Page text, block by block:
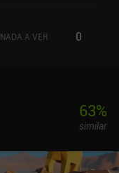
NADA A VER 0
63%
similar